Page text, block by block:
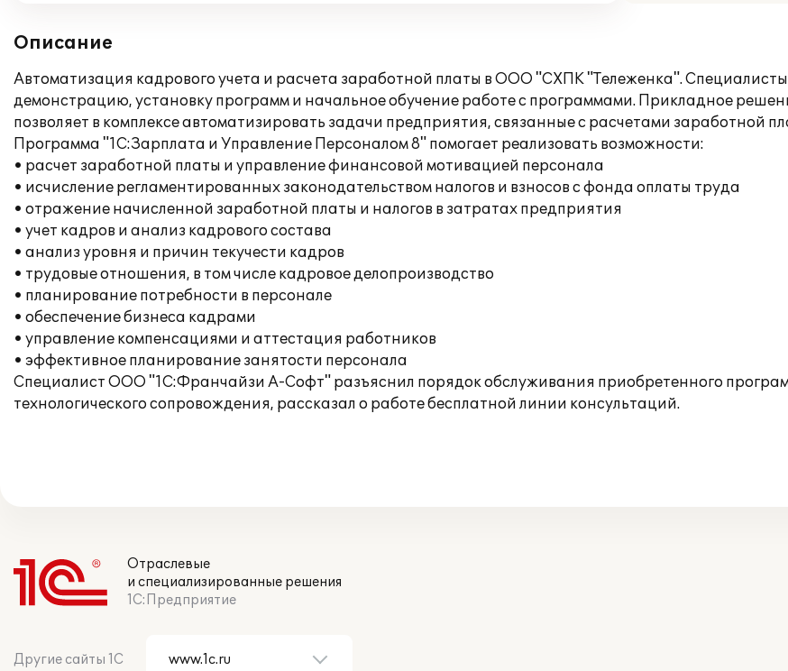
Описание
Автоматизация кадрового учета и расчета заработной платы в ООО "СХПК "Тележенка".
демонстрацию, установку программ и начальное обучение работе с программами. Прикладное
позволяет в комплексе автоматизировать задачи предприятия, связанные с расчетами заработной
Программа "1С:Зарплата и Управление Персоналом 8" помогает реализовать возможности:
• расчет заработной платы и управление финансовой мотивацией персонала
• исчисление регламентированных законодательством налогов и взносов с фонда оплаты труда
• отражение начисленной заработной платы и налогов в затратах предприятия
• учет кадров и анализ кадрового состава
• анализ уровня и причин текучести кадров
• трудовые отношения, в том числе кадровое делопроизводство
• планирование потребности в персонале
• обеспечение бизнеса кадрами
• управление компенсациями и аттестация работников
• эффективное планирование занятости персонала
Специалист ООО "1С:Франчайзи А-Софт" разъяснил порядок обслуживания приобретенного
технологического сопровождения, рассказал о работе бесплатной линии консультаций.
Отраслевые
и специализированные решения
1С:Предприятие
Другие сайты 1С